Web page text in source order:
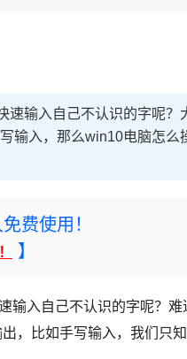
速输入自己不认识的字呢？
输入，那么win10电脑怎么
费使用！
】
输入自己不认识的字呢？难
，比如手写输入，我们只